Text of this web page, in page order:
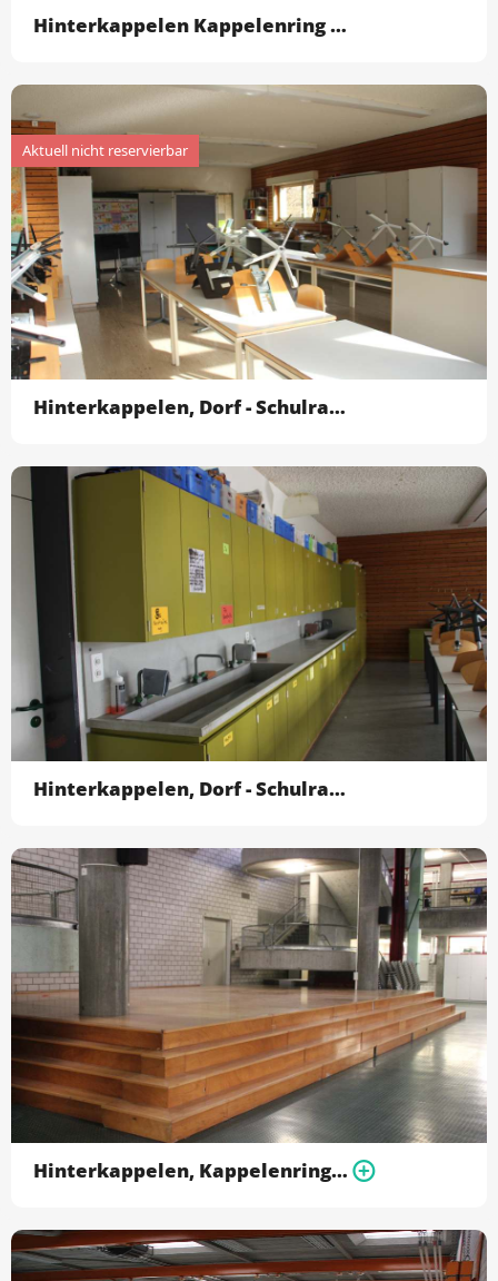
Hinterkappelen Kappelenring - Garderobe/Dusche ohne Turnhalle
Hinterkappelen, Dorf - Schulraum Geographie EG (00
Hinterkappelen, Dorf - Schulraum Zeichnen 1.OG (10
Hinterkappelen, Kappelenring - Aula